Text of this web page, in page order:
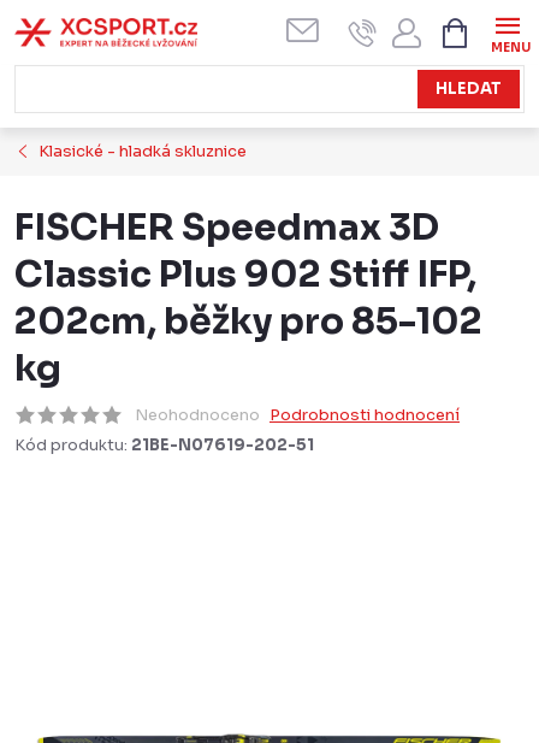
na
obsah
HLEDAT
KOŠÍK
Klasické - hladká skluznice
FISCHER Speedmax 3D
Classic Plus 902 Stiff IFP,
202cm, běžky pro 85-102
kg
Neohodnoceno Podrobnosti hodnocení
Kód produktu: 21BE-N07619-202-51